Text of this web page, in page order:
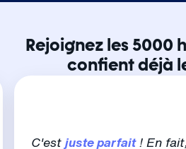
Rejoignez les 5000
confient déjà
C'est juste parfait! En